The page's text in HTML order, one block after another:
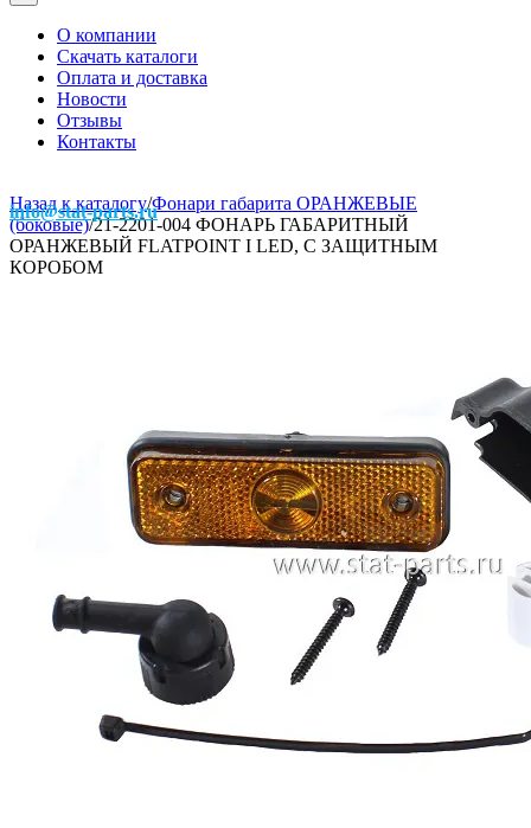
О компании
Скачать каталоги
Оплата и доставка
Новости
Отзывы
Контакты
info@stat-parts.ru
Назад к каталогу/Фонари габарита ОРАНЖЕВЫЕ
(боковые)/21-2201-004 ФОНАРЬ ГАБАРИТНЫЙ
ОРАНЖЕВЫЙ FLATPOINT I LED, С ЗАЩИТНЫМ
КОРОБОМ